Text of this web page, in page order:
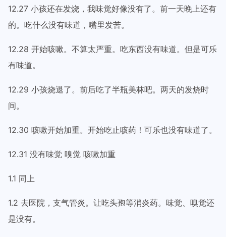
12.27 小孩还在发烧，我味觉好像没有了。前一天晚上还有
的。吃什么没有味道，嘴里发苦。
12.28 开始咳嗽。不算太严重。吃东西没有味道。但是可乐
有味道。
12.29 小孩烧退了。前后吃了半瓶美林吧。两天的发烧时
间。
12.30 咳嗽开始加重。开始吃止咳药！可乐也没有味道了。
12.31 没有味觉 嗅觉 咳嗽加重
1.1 同上
1.2 去医院，支气管炎。让吃头孢等消炎药。味觉、嗅觉还
是没有。